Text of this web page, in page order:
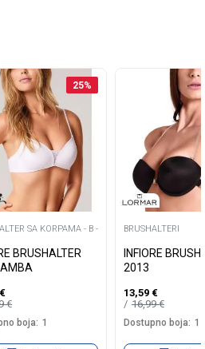
25%
SA KORPAMA - B -
BRUSHALTER
€
€
boja: 1
BRUSHALTERI
INFIORE
2013
13,59 €
16,99€
Dostupno boja: 1